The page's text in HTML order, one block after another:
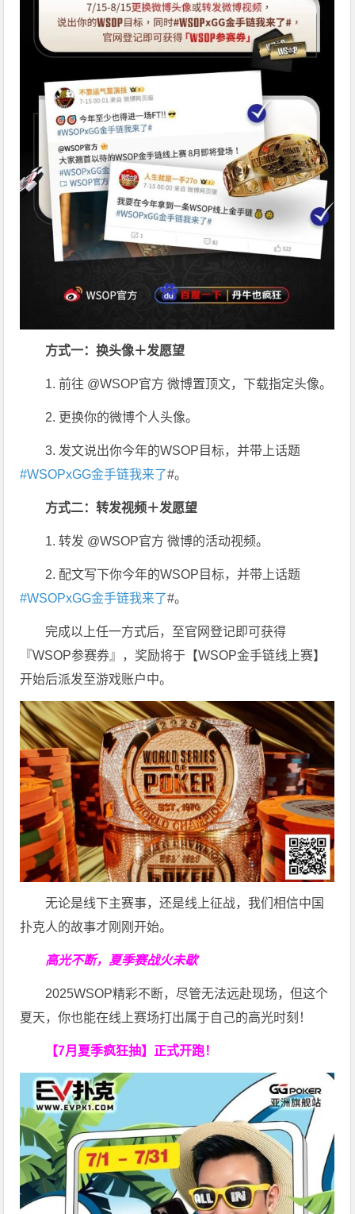
方式一：换头像＋发愿望
1. 前往 @WSOP官方 微博置顶文，下载指定头像。
2. 更换你的微博个人头像。
3. 发文说出你今年的WSOP目标，并带上话题
#WSOPxGG金手链我来了#。
方式二：转发视频＋发愿望
1. 转发 @WSOP官方 微博的活动视频。
2. 配文写下你今年的WSOP目标，并带上话题
#WSOPxGG金手链我来了#。
完成以上任一方式后，至官网登记即可获得
『WSOP参赛券』，奖励将于【WSOP金手链线上赛】
开始后派发至游戏账户中。
无论是线下主赛事，还是线上征战，我们相信中国
扑克人的故事才刚刚开始。
高光不断，夏季赛战火未歇
2025WSOP精彩不断，尽管无法远赴现场，但这个
夏天，你也能在线上赛场打出属于自己的高光时刻！
【7月夏季疯狂抽】正式开跑！